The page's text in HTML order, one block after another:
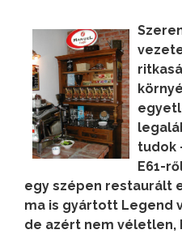
tudok
E61-
egy szépen restaurált
ma is gyártott Legend
de azért nem véletlen,